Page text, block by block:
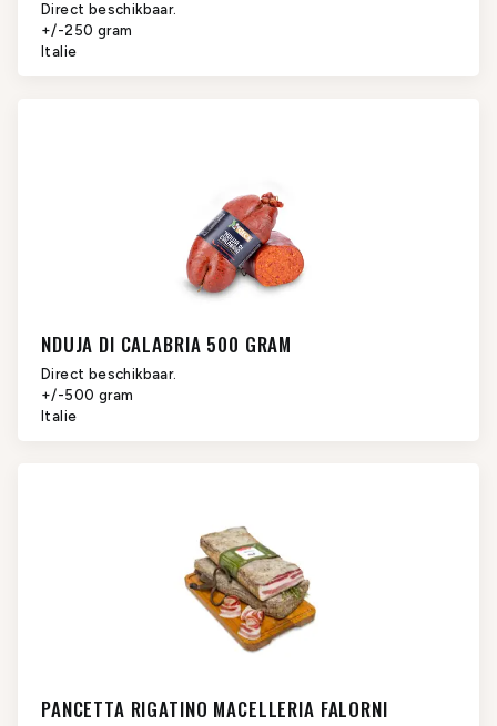
Direct beschikbaar.
+/-250 gram
Italie
NDUJA DI CALABRIA 500 GRAM
Direct beschikbaar.
+/-500 gram
Italie
PANCETTA RIGATINO MACELLERIA FALORNI